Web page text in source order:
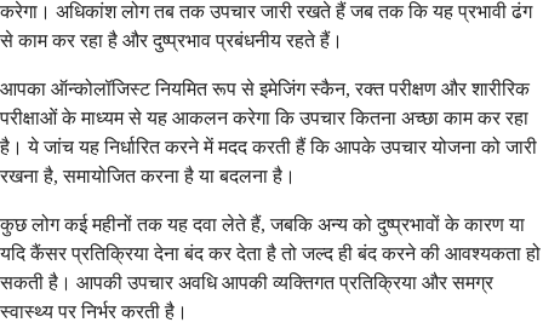
करेगा। अधिकांश लोग तब तक उपचार जारी रखते हैं जब तक कि यह प्रभावी ढंग
से काम कर रहा है और दुष्प्रभाव प्रबंधनीय रहते हैं।
आपका ऑन्कोलॉजिस्ट नियमित रूप से इमेजिंग स्कैन, रक्त परीक्षण और शारीरिक
परीक्षाओं के माध्यम से यह आकलन करेगा कि उपचार कितना अच्छा काम कर रहा
है। ये जांच यह निर्धारित करने में मदद करती हैं कि आपके उपचार योजना को जारी
रखना है, समायोजित करना है या बदलना है।
कुछ लोग कई महीनों तक यह दवा लेते हैं, जबकि अन्य को दुष्प्रभावों के कारण या
यदि कैंसर प्रतिक्रिया देना बंद कर देता है तो जल्द ही बंद करने की आवश्यकता हो
सकती है। आपकी उपचार अवधि आपकी व्यक्तिगत प्रतिक्रिया और समग्र
स्वास्थ्य पर निर्भर करती है।